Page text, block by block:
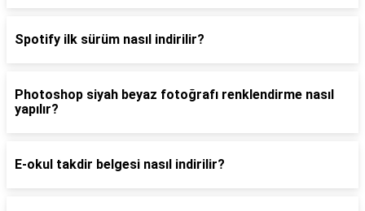
Spotify ilk sürüm nasıl indirilir?
Photoshop siyah beyaz fotoğrafı renklendirme nasıl
yapılır?
E-okul takdir belgesi nasıl indirilir?